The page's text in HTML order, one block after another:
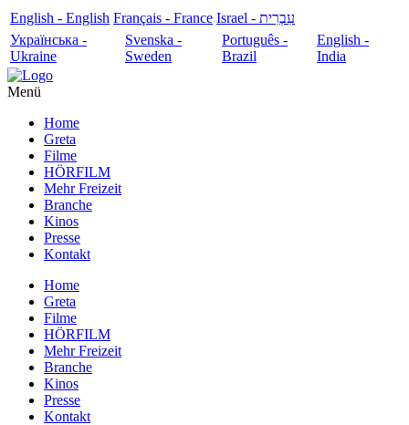
English - English Français - France
עִבְרִית - Israel
Українська -
Ukraine
Svenska -
Sweden
Português -
Brazil
English -
India
Menü
Home
Greta
Filme
HÖRFILM
Mehr Freizeit
Branche
Kinos
Presse
Kontakt
Home
Greta
Filme
HÖRFILM
Mehr Freizeit
Branche
Kinos
Presse
Kontakt